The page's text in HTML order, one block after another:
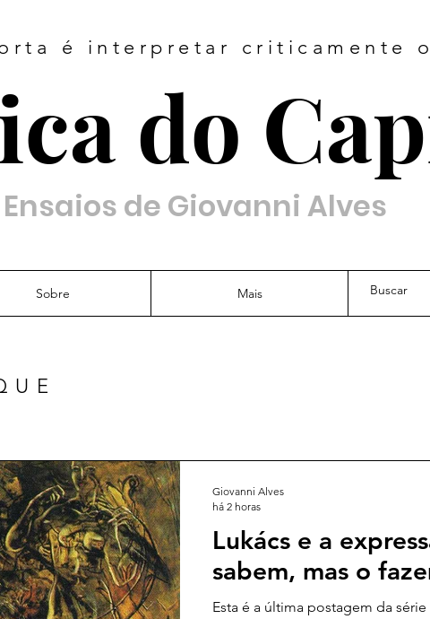
é interpretar criticamente
do
Ensaios de Giovanni Alves
Sobre Mais
Lukács e a
sabem, mas o
Esta é a última postagem da
Giovanni Alves
há 2 horas